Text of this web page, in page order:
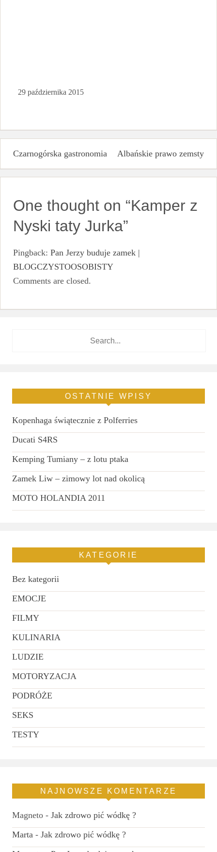
29 października 2015
Nawigacja
wpisu
Czarnogórska gastronomia Albańskie prawo zemsty
One thought on “Kamper z
Nyski taty Jurka”
Pingback:Pan Jerzy buduje zamek |
BLOGCZYSTOOSOBISTY
Comments are closed.
OSTATNIE WPISY
Kopenhaga świątecznie z Polferries
Ducati S4RS
Kemping Tumiany – z lotu ptaka
Zamek Liw – zimowy lot nad okolicą
MOTO HOLANDIA 2011
KATEGORIE
Bez kategorii
EMOCJE
FILMY
KULINARIA
LUDZIE
MOTORYZACJA
PODRÓŻE
SEKS
TESTY
NAJNOWSZE KOMENTARZE
Magneto - Jak zdrowo pić wódkę ?
Marta - Jak zdrowo pić wódkę ?